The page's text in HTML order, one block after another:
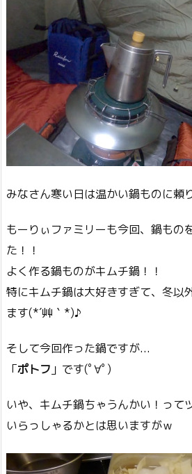
みなさん寒い日は温かい鍋ものに頼
もーりぃファミリーも今回、鍋もの
た！！
よく作る鍋ものがキムチ鍋！！
特にキムチ鍋は大好きすぎて、冬以
ます(*´艸｀*)♪
そして今回作った鍋ですが...
「ポトフ 」です(ﾟ∀ﾟ)
いや、キムチ鍋ちゃうんかい！って
いらっしゃるかとは思いますがｗ